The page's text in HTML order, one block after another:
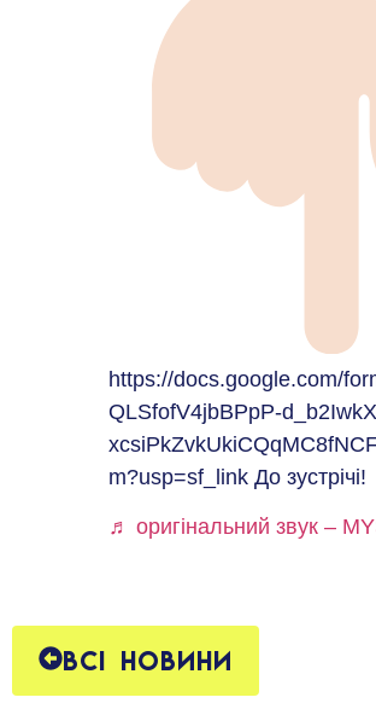
https://docs.google.com/
QLSfofV4jbBPpP-
m?usp=sf_link До зустрічі!
♬ оригінальний звук –
Всі новини